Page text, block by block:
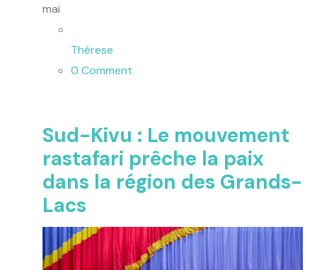
mai
Thèrese
0 Comment
Sud-Kivu : Le mouvement
rastafari prêche la paix
dans la région des Grands-
Lacs